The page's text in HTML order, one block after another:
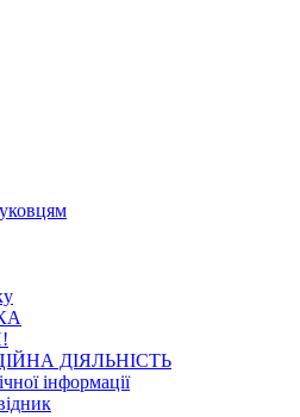
ДІЯЛЬНІСТЬ
інформації